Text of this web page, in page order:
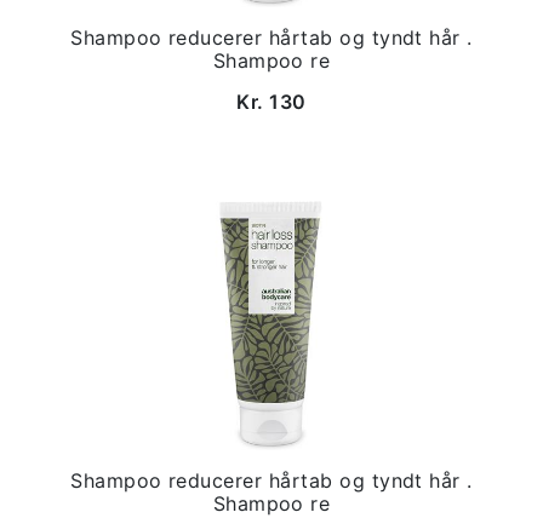
Shampoo reducerer hårtab og tyndt hår .
Shampoo re
Kr. 130
Shampoo reducerer hårtab og tyndt hår .
Shampoo re